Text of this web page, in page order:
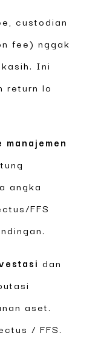
custodian
fee) nggak
Ini
return lo
manajemen
angka
FFS
dan
aset.
/ FFS.